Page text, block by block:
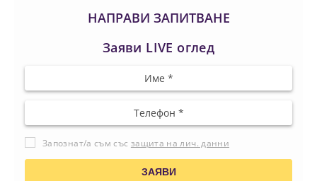
НАПРАВИ ЗАПИТВАНЕ
Заяви LIVE оглед
Запознат/а съм със защита на лич. данни